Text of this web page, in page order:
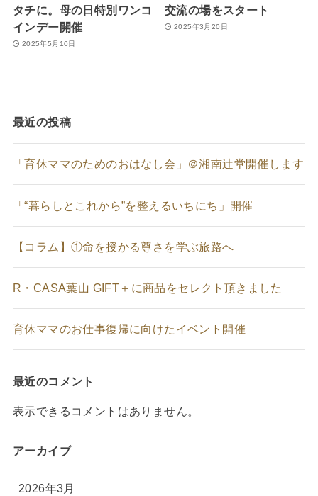
タチに。母の日特別ワンコ
インデー開催
2025年5月10日
交流の場をスタート
2025年3月20日
最近の投稿
「育休ママのためのおはなし会」＠湘南辻堂開催します
「“暮らしとこれから”を整えるいちにち」開催
【コラム】①命を授かる尊さを学ぶ旅路へ
R・CASA葉山 GIFT＋に商品をセレクト頂きました
育休ママのお仕事復帰に向けたイベント開催
最近のコメント
表示できるコメントはありません。
アーカイブ
2026年3月